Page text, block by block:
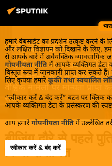
हमारे वेबसाईट का प्रदर्शन उत्कृष्ट करने के
और लक्षित विज्ञापन को दिखाने के लिए,
से आपके बारे में अवैयक्तिक व्यावसायिक
गोपनीयता नीति में आपके व्यक्तिगत डेटा
विस्तृत रूप में जानकारी प्राप्त कर सकते
लिए कृपया हमारे कूकी तथा स्वचालित
“स्वीकार करें & बंद करें” बटन पर क्लिक
आपके व्यक्तिगत डेटा के प्रसंस्करण की स्पष्ट
आप हमारे गोपनीयता नीति में उल्लेखित
स्वीकार करें & बंद करें
रूस की खबरें
रूस की गरमा-गरम खबरें जानें!
बारे में सूचना, रूस से स्पेशल
वैश्विक मामलों पर मान्यता प्राप्त
सच!
बीजिंग दौरे से पहले
किया संबोधित